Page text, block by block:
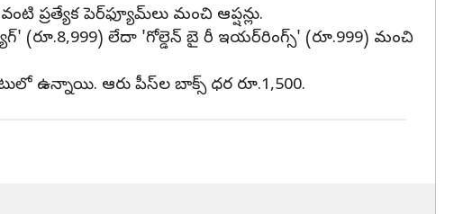
ప్రత్యేక పెర్‌ఫ్యూమ్‌లు మంచి ఆప్షన్లు.
(రూ.8,999) లేదా 'గోల్డెన్‌ బై రీ ఇయర్‌రింగ్స్‌' (రూ.999) మంచి
ఉన్నాయి. ఆరు పీస్‌ల బాక్స్‌ ధర రూ.1,500.